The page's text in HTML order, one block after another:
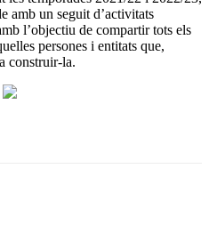
amb un seguit d’activitats
l’objectiu de compartir tots els
persones i entitats que,
construir-la.